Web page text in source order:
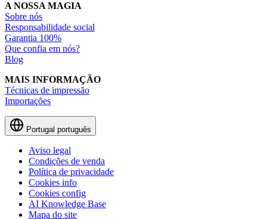
A NOSSA MAGIA
Sobre nós
Responsabilidade social
Garantia 100%
Que confia em nós?
Blog
MAIS INFORMAÇÃO
Técnicas de impressão
Importações
Portugal português
Aviso legal
Condições de venda
Política de privacidade
Cookies info
Cookies config
AI Knowledge Base
Mapa do site